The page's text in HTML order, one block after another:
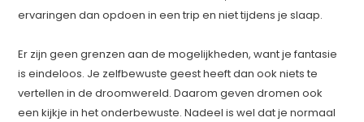
ervaringen dan opdoen in een trip en niet tijdens je slaap.
Er zijn geen grenzen aan de mogelijkheden, want je fantasie
is eindeloos. Je zelfbewuste geest heeft dan ook niets te
vertellen in de droomwereld. Daarom geven dromen ook
een kijkje in het onderbewuste. Nadeel is wel dat je normaal